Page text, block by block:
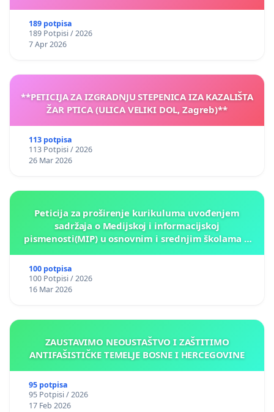
189 potpisa
189 Potpisi / 2026
7 Apr 2026
**PETICIJA ZA IZGRADNJU STEPENICA IZA KAZALIŠTA
ŽAR PTICA (ULICA VELIKI DOL, Zagreb)**
113 potpisa
113 Potpisi / 2026
26 Mar 2026
Peticija za proširenje kurikuluma uvođenjem
sadržaja o Medijskoj i informacijskoj
pismenosti(MIP) u osnovnim i srednjim školama u
100 potpisa
100 Potpisi / 2026
16 Mar 2026
ZAUSTAVIMO NEOUSTAŠTVO I ZAŠTITIMO
ANTIFAŠISTIČKE TEMELJE BOSNE I HERCEGOVINE
95 potpisa
95 Potpisi / 2026
17 Feb 2026